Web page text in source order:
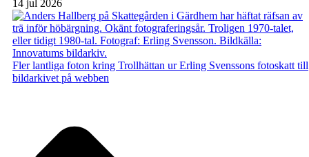
14 jul 2026
Fler lantliga foton kring Trollhättan ur Erling Svenssons fotoskatt till
bildarkivet på webben